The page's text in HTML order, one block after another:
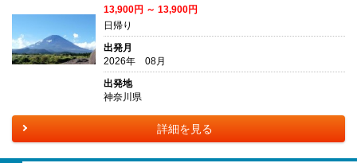
13,900円 ～ 13,900円
日帰り
出発月
2026年 08月
出発地
神奈川県
詳細を見る